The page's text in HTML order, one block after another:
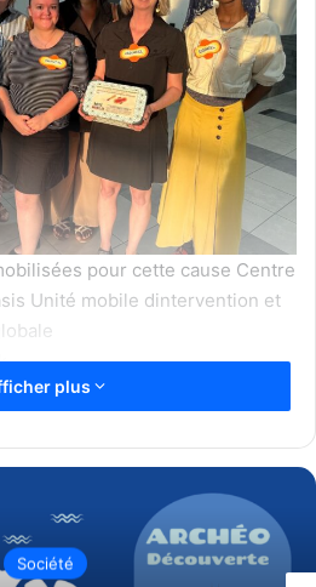
pour cette cause Centre
Unité mobile dintervention et
adoptée au conseil municipal
dans certains lieux
unanimement le 3 juin,
dans les centres
avec la Table de
plus
Société